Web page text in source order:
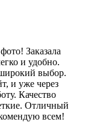
Заказала
и удобно.
выбор.
и уже через
Качество
Отличный
всем!